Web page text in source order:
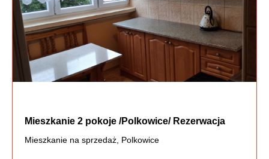
Mieszkanie 2 pokoje /Polkowice/ Rezerwacja
Mieszkanie na sprzedaż, Polkowice